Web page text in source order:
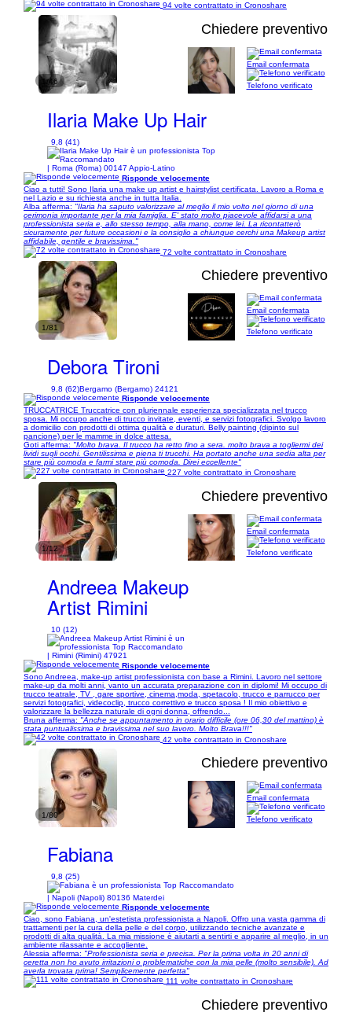
94 volte contrattato in Cronoshare
1/46
Chiedere preventivo
Ilaria Make Up Hair
9,8 (41)
| Roma (Roma) 00147 Appio-Latino
Email confermata
Telefono verificato
Risponde velocemente
Ciao a tutti! Sono Ilaria una make up artist e hairstylist certificata. Lavoro a Roma e
nel Lazio e su richiesta anche in tutta Italia.
Alba afferma: "Ilaria ha saputo valorizzare al meglio il mio volto nel giorno di una
cerimonia importante per la mia famiglia. E' stato molto piacevole affidarsi a una
professionista seria e, allo stesso tempo, alla mano, come lei. La ricontatterò
sicuramente per future occasioni e la consiglio a chiunque cerchi una Makeup artist
affidabile, gentile e bravissima."
72 volte contrattato in Cronoshare
1/81
Chiedere preventivo
Debora Tironi
9,8 (62)Bergamo (Bergamo) 24121
Email confermata
Telefono verificato
Risponde velocemente
TRUCCATRICE Truccatrice con pluriennale esperienza specializzata nel trucco
sposa. Mi occupo anche di trucco invitate, eventi, e servizi fotografici. Svolgo lavoro
a domicilio con prodotti di ottima qualità e duraturi. Belly painting (dipinto sul
pancione) per le mamme in dolce attesa.
Goti afferma: "Molto brava. Il trucco ha retto fino a sera. molto brava a togliermi dei
lividi sugli occhi. Gentilissima e piena ti trucchi. Ha portato anche una sedia alta per
stare più comoda e farmi stare più comoda. Direi eccellente"
227 volte contrattato in Cronoshare
1/12
Chiedere preventivo
Andreea Makeup
Artist Rimini
10 (12)
| Rimini (Rimini) 47921
Email confermata
Telefono verificato
Risponde velocemente
Sono Andreea, make-up artist professionista con base a Rimini. Lavoro nel settore
make-up da molti anni, vanto un accurata preparazione con in diplomi! Mi occupo di
trucco teatrale, TV , gare sportive, cinema,moda, spetacolo, trucco e parrucco per
servizi fotografici, videcoclip, trucco correttivo e trucco sposa ! Il mio obiettivo e
valorizzare la bellezza naturale di ogni donna, offrendo...
Bruna afferma: "Anche se appuntamento in orario difficile (ore 06,30 del mattino) è
stata puntualissima e bravissima nel suo lavoro. Molto Brava!!!"
42 volte contrattato in Cronoshare
1/80
Chiedere preventivo
Fabiana
9,8 (25)
| Napoli (Napoli) 80136 Materdei
Email confermata
Telefono verificato
Risponde velocemente
Ciao, sono Fabiana, un'estetista professionista a Napoli. Offro una vasta gamma di
trattamenti per la cura della pelle e del corpo, utilizzando tecniche avanzate e
prodotti di alta qualità. La mia missione è aiutarti a sentirti e apparire al meglio, in un
ambiente rilassante e accogliente.
Alessia afferma: "Professionista seria e precisa. Per la prima volta in 20 anni di
ceretta non ho avuto irritazioni o problematiche con la mia pelle (molto sensibile). Ad
averla trovata prima! Semplicemente perfetta"
111 volte contrattato in Cronoshare
Chiedere preventivo